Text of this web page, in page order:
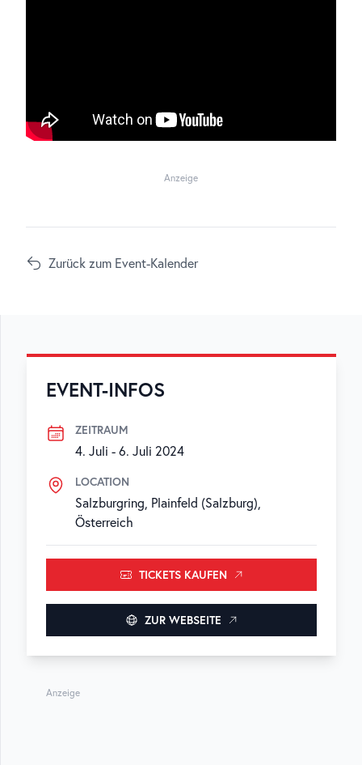
Anzeige
Zurück zum Event-Kalender
EVENT-INFOS
ZEITRAUM
4. Juli - 6. Juli 2024
LOCATION
Salzburgring, Plainfeld (Salzburg),
Österreich
TICKETS KAUFEN
ZUR WEBSEITE
Anzeige